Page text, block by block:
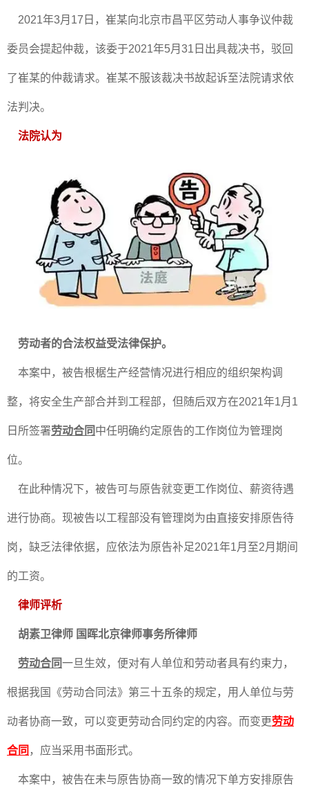
2021年3月17日，崔某向北京市昌平区劳动人事争议仲裁
委员会提起仲裁，该委于2021年5月31日出具裁决书，驳回
了崔某的仲裁请求。崔某不服该裁决书故起诉至法院请求依
法判决。
法院认为
劳动者的合法权益受法律保护。
本案中，被告根椐生产经营情况进行相应的组织架构调
整，将安全生产部合并到工程部，但随后双方在2021年1月1
日所签署劳动合同 中任明确约定原告的工作岗位为管理岗
位。
在此种情况下，被告可与原告就变更工作岗位、薪资待遇
进行协商。现被告以工程部没有管理岗为由直接安排原告待
岗，缺乏法律依据，应依法为原告补足2021年1月至2月期间
的工资。
律师评析
胡素卫律师 国晖北京律师事务所律师
劳动合同一旦生效，便对有人单位和劳动者具有约束力，
根据我国《劳动合同法》第三十五条的规定，用人单位与劳
动者协商一致，可以变更劳动合同约定的内容。而变更劳动
合同 ，应当采用书面形式。
本案中，被告在未与原告协商一致的情况下单方安排原告